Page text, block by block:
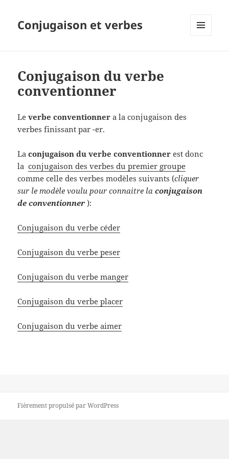
Conjugaison et verbes
Conjugaison du verbe
conventionner
Leverbe conventionner a la conjugaison des
verbes finissant par -er.
Laconjugaison du verbe conventionner est donc
laconjugaison des verbes du premier groupe
comme celle des verbes modèles suivants (cliquer
sur le modèle voulu pour connaitre laconjugaison
de conventionner):
Conjugaison du verbe céder
Conjugaison du verbe peser
Conjugaison du verbe manger
Conjugaison du verbe placer
Conjugaison du verbe aimer
Fièrement propulsé par WordPress